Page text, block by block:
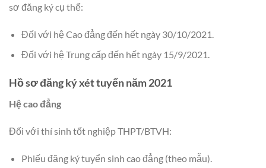
sơ đăng ký cụ thể:
Đối với hệ Cao đẳng đến hết ngày 30/10/2021.
Đối với hệ Trung cấp đến hết ngày 15/9/2021.
Hồ sơ đăng ký xét tuyển năm 2021
Hệ cao đẳng
Đối với thí sinh tốt nghiệp THPT/BTVH:
Phiếu đăng ký tuyển sinh cao đẳng (theo mẫu).